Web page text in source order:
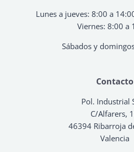
Contacto
Pol. Industrial
C/Alfarers,
46394 Ribarroja
Valencia
Lunes a jueves: 8:00 a
Viernes: 8:00 a
Sábados y